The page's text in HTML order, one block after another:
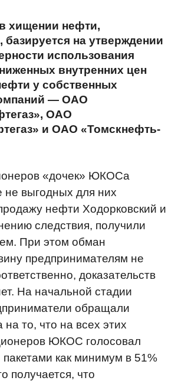
хищении нефти,
базируется на утверждении
использования
внутренних цен
у собственных
— ОАО
ОАО
и ОАО «Томскнефть-
«дочек» ЮКОСа
не выгодных для них
нефти Ходорковский и
следствия, получили
При этом обман
предпринимателям не
доказательств
На начальной стадии
обращали
то, что на всех этих
ЮКОС голосовал
как минимум в 51%
получается, что